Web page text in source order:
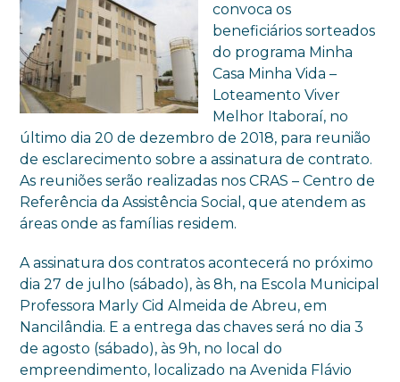
convoca os
beneficiários sorteados
do programa Minha
Casa Minha Vida –
Loteamento Viver
Melhor Itaboraí, no
último dia 20 de dezembro de 2018, para reunião
de esclarecimento sobre a assinatura de contrato.
As reuniões serão realizadas nos CRAS – Centro de
Referência da Assistência Social, que atendem as
áreas onde as famílias residem.
A assinatura dos contratos acontecerá no próximo
dia 27 de julho (sábado), às 8h, na Escola Municipal
Professora Marly Cid Almeida de Abreu, em
Nancilândia. E a entrega das chaves será no dia 3
de agosto (sábado), às 9h, no local do
empreendimento, localizado na Avenida Flávio